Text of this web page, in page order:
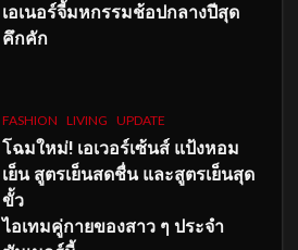
เอเนอร์จี้มหกรรมช้อปกลางปีสุด
คึกคัก
FASHION LIVING UPDATE
โฉมใหม่! เอเวอร์เซ้นส์ แป้งหอม
เย็น สูตรเย็นสดชื่น และสูตรเย็นสุด
ขั้ว
ไอเทมคู่กายของสาว ๆ ประจำ